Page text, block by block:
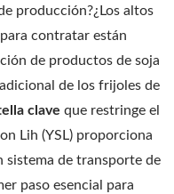
producción?¿Los altos
contratar están
de productos de soja
de los frijoles de
clave que restringe el
Lih (YSL) proporciona
sistema de transporte de
paso esencial para